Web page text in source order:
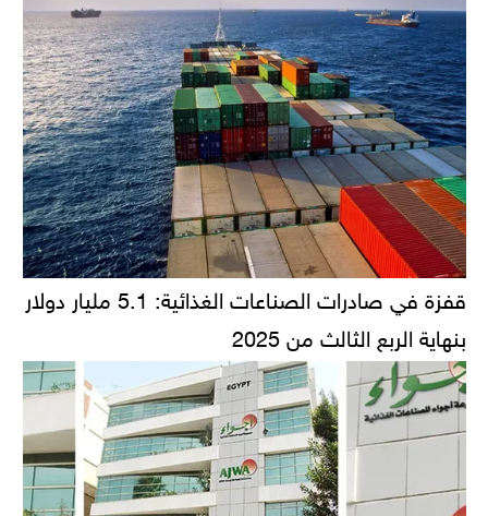
قفزة في صادرات الصناعات الغذائية: 5.1 مليار دولار
بنهاية الربع الثالث من 2025